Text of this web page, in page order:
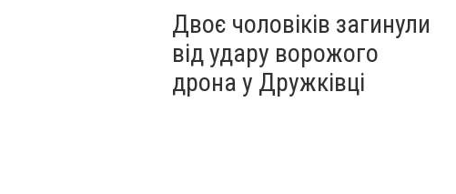
Двоє чоловіків загинули
від удару ворожого
дрона у Дружківці